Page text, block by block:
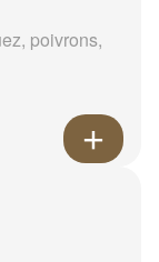
poivrons,